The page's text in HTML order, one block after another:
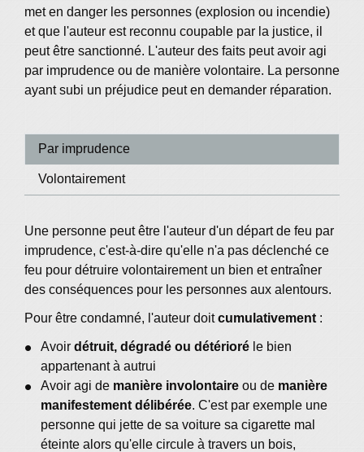
met en danger les personnes (explosion ou incendie)
et que l'auteur est reconnu coupable par la justice, il
peut être sanctionné. L'auteur des faits peut avoir agi
par imprudence ou de manière volontaire. La personne
ayant subi un préjudice peut en demander réparation.
Par imprudence
Volontairement
Une personne peut être l'auteur d'un départ de feu par
imprudence, c'est-à-dire qu'elle n'a pas déclenché ce
feu pour détruire volontairement un bien et entraîner
des conséquences pour les personnes aux alentours.
Pour être condamné, l'auteur doitcumulativement :
Avoir détruit, dégradé ou détérioré le bien
appartenant à autrui
Avoir agi de manière involontaire ou de manière
manifestement délibérée. C'est par exemple une
personne qui jette de sa voiture sa cigarette mal
éteinte alors qu'elle circule à travers un bois,